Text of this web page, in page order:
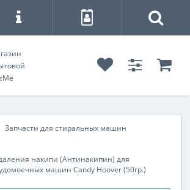
Запчасти для стиральных машин